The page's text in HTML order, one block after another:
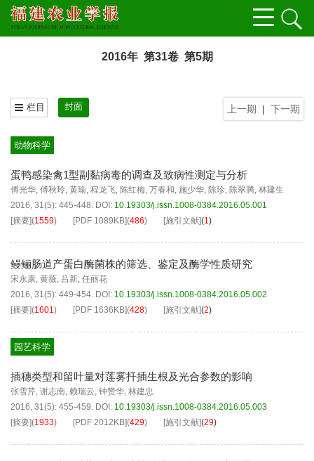
2016年 第31卷 第5期
上一期 | 下一期
栏目 封面
动物科学
蛋鸭感染禽1型副黏病毒的调查及致病性测定与分析
傅光华, 傅秋玲, 黄瑜, 程龙飞, 陈红梅, 万春和, 施少华, 陈珍, 陈翠腾, 林建生
2016, 31(5): 445-448. DOI: 10.19303/j.issn.1008-0384.2016.05.001
[摘要](1559) [PDF 1089KB](486) [施引文献](1)
鳗鲡肠道产蛋白酶菌株的筛选、鉴定及酶学性质研究
宋永康, 黄薇, 吕新, 任丽花
2016, 31(5): 449-454. DOI: 10.19303/j.issn.1008-0384.2016.05.002
[摘要](1601) [PDF 1636KB](428) [施引文献](2)
园艺科学
插穗类型和留叶量对莲雾扦插生根及光合参数的影响
张雪芹, 谢志南, 赖瑞云, 钟赞华, 林建忠
2016, 31(5): 455-459. DOI: 10.19303/j.issn.1008-0384.2016.05.003
[摘要](1933) [PDF 2012KB](429) [施引文献](29)